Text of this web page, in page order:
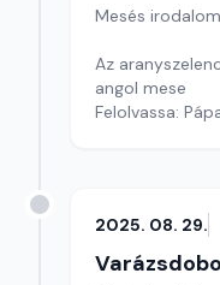
Mesés irodalom
Az
angol mese
Felolvassa:
2025. 08. 29.